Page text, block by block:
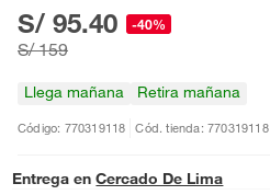
S/ 95.40 -40%
S/ 159
Llega mañana Retira mañana
Código: 770319118 Cód. tienda: 770319118
Entrega en Cercado De Lima